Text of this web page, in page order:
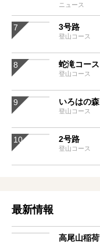
ニュース
3号路
登山コース
蛇滝コース
登山コース
いろはの
登山コース
2号路
登山コース
最新情報
高尾山稲